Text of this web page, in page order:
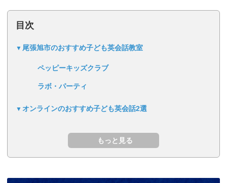
目次
尾張旭市のおすすめ子ども英会話教室
ペッピーキッズクラブ
ラボ・パーティ
オンラインのおすすめ子ども英会話2選